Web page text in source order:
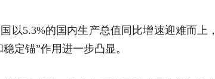
5.3%的国内生产总值同比增速迎难而上，
定锚”作用进一步凸显。